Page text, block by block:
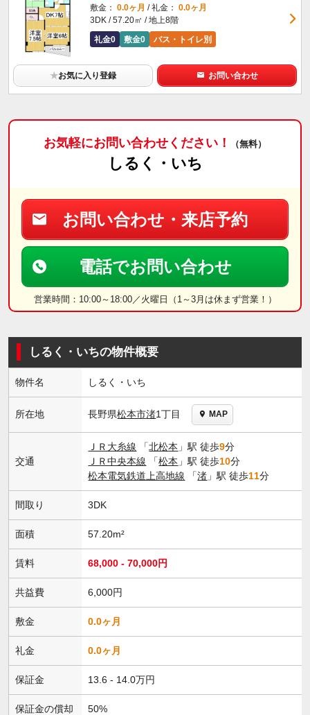
敷金： 0.0ヶ月 / 礼金： 0.0ヶ月
3DK / 57.20㎡ / 地上8階
礼金0
敷金0 バス・トイレ別
★お気に入り登録 お問い合わせ
お気軽にお問い合わせください！ （無料）
しるく・いち
お問い合わせ・来店予約
電話でお問い合わせ
営業時間：10:00～18:00／火曜日（1～3月は休まず営業！）
しるく・いちの物件概要
物件名 しるく・いち
所在地 長野県松本市渚1丁目 MAP
交通
ＪＲ大糸線 「北松本 」駅 徒歩9分
ＪＲ中央本線 「松本 」駅 徒歩10分
松本電気鉄道上高地線 「渚 」駅 徒歩11分
間取り 3DK
面積 57.20m²
賃料 68,000 - 70,000円
共益費 6,000円
敷金 0.0ヶ月
礼金 0.0ヶ月
保証金 13.6 - 14.0万円
保証金の償却 50%